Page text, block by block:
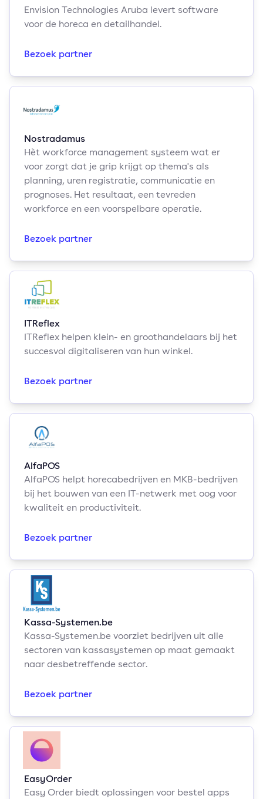
Envision Technologies Aruba levert software
voor de horeca en detailhandel.
Bezoek partner
Nostradamus
Hèt workforce management systeem wat er
voor zorgt dat je grip krijgt op thema's als
planning, uren registratie, communicatie en
prognoses. Het resultaat, een tevreden
workforce en een voorspelbare operatie.
Bezoek partner
ITReflex
ITReflex helpen klein- en groothandelaars bij het
succesvol digitaliseren van hun winkel.
Bezoek partner
AlfaPOS
AlfaPOS helpt horecabedrijven en MKB-bedrijven
bij het bouwen van een IT-netwerk met oog voor
kwaliteit en productiviteit.
Bezoek partner
Kassa-Systemen.be
Kassa-Systemen.be voorziet bedrijven uit alle
sectoren van kassasystemen op maat gemaakt
naar desbetreffende sector.
Bezoek partner
EasyOrder
Easy Order biedt oplossingen voor bestel apps